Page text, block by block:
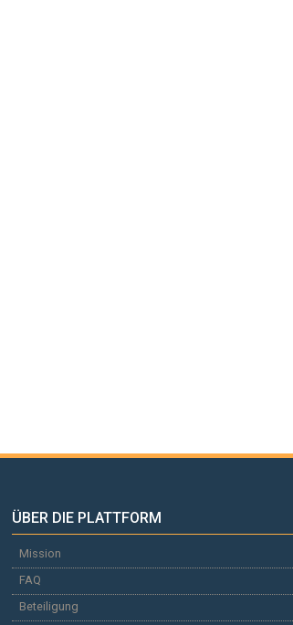
ÜBER DIE PLATTFORM
Mission
FAQ
Beteiligung